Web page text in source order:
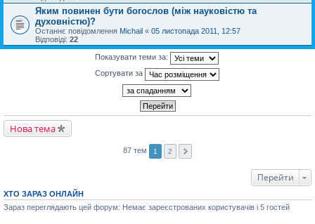
Яким повинен бути богослов (між науковістю та
духовністю)?
Останнє повідомлення Michail « 05 листопада 2011, 12:57
Відповіді: 22
Показувати теми за:
Сортувати за
Нова тема
87 тем 1 2
Перейти
ХТО ЗАРАЗ ОНЛАЙН
Зараз переглядають цей форум: Немає зареєстрованих користувачів і 5 гостей